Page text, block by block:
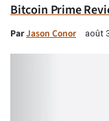
Bitcoin Prime
ParJason Conor août